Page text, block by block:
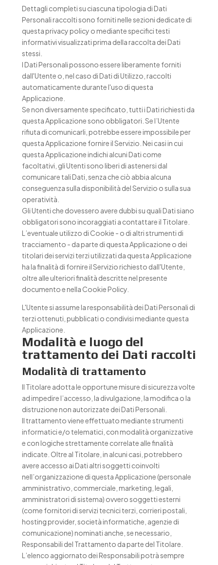
Dettagli completi su ciascuna tipologia di Dati
Personali raccolti sono forniti nelle sezioni dedicate di
questa privacy policy o mediante specifici testi
informativi visualizzati prima della raccolta dei Dati
stessi.
I Dati Personali possono essere liberamente forniti
dall'Utente o, nel caso di Dati di Utilizzo, raccolti
automaticamente durante l'uso di questa
Applicazione.
Se non diversamente specificato, tutti i Dati richiesti da
questa Applicazione sono obbligatori. Se l’Utente
rifiuta di comunicarli, potrebbe essere impossibile per
questa Applicazione fornire il Servizio. Nei casi in cui
questa Applicazione indichi alcuni Dati come
facoltativi, gli Utenti sono liberi di astenersi dal
comunicare tali Dati, senza che ciò abbia alcuna
conseguenza sulla disponibilità del Servizio o sulla sua
operatività.
Gli Utenti che dovessero avere dubbi su quali Dati siano
obbligatori sono incoraggiati a contattare il Titolare.
L’eventuale utilizzo di Cookie - o di altri strumenti di
tracciamento - da parte di questa Applicazione o dei
titolari dei servizi terzi utilizzati da questa Applicazione
ha la finalità di fornire il Servizio richiesto dall'Utente,
oltre alle ulteriori finalità descritte nel presente
documento e nella Cookie Policy.
L'Utente si assume la responsabilità dei Dati Personali di
terzi ottenuti, pubblicati o condivisi mediante questa
Applicazione.
Modalità e luogo del
trattamento dei Dati raccolti
Modalità di trattamento
Il Titolare adotta le opportune misure di sicurezza volte
ad impedire l’accesso, la divulgazione, la modifica o la
distruzione non autorizzate dei Dati Personali.
Il trattamento viene effettuato mediante strumenti
informatici e/o telematici, con modalità organizzative
e con logiche strettamente correlate alle finalità
indicate. Oltre al Titolare, in alcuni casi, potrebbero
avere accesso ai Dati altri soggetti coinvolti
nell’organizzazione di questa Applicazione (personale
amministrativo, commerciale, marketing, legali,
amministratori di sistema) ovvero soggetti esterni
(come fornitori di servizi tecnici terzi, corrieri postali,
hosting provider, società informatiche, agenzie di
comunicazione) nominati anche, se necessario,
Responsabili del Trattamento da parte del Titolare.
L’elenco aggiornato dei Responsabili potrà sempre